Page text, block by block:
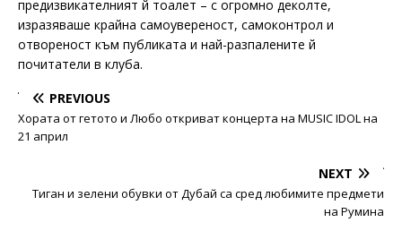
предизвикателният й тоалет – с огромно деколте,
изразяваше крайна самоувереност, самоконтрол и
отвореност към публиката и най-разпалените й
почитатели в клуба.
PREVIOUS
Хората от гетото и Любо откриват концерта на MUSIC IDOL на
21 април
NEXT
Тиган и зелени обувки от Дубай са сред любимите предмети
на Румина